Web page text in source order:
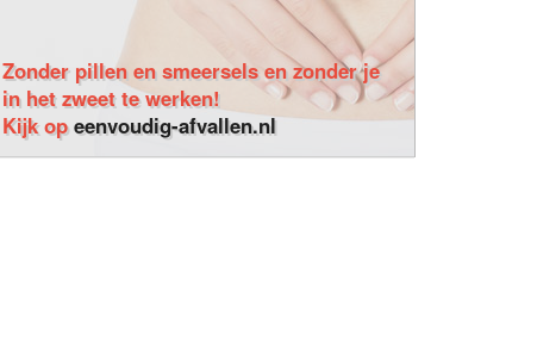
Zonder pillen en smeersels en zonder je
in het zweet te werken!
Kijk opeenvoudig-afvallen.nl